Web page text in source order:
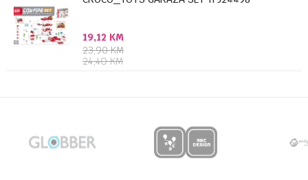
19,12 KM
23,90KM
24,40KM